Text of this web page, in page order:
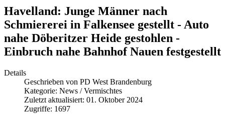
Havelland: Junge Männer nach
Schmiererei in Falkensee gestellt - Auto
nahe Döberitzer Heide gestohlen -
Einbruch nahe Bahnhof Nauen festgestellt
Details
Geschrieben von PD West Brandenburg
Kategorie: News / Vermischtes
Zuletzt aktualisiert: 01. Oktober 2024
Zugriffe: 1697